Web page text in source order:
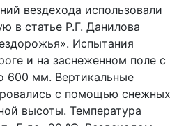
вездехода использовали
в статье Р.Г. Данилова
Испытания
и на заснеженном поле с
600 мм. Вертикальные
с помощью снежных
высоты. Температура